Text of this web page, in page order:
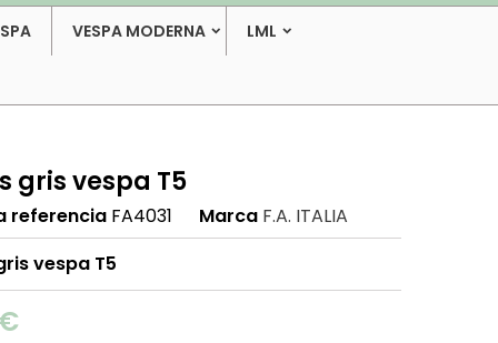
VESPA MODERNA LML
gris vespa T5
referencia FA4031 Marca F.A. ITALIA
vespa T5